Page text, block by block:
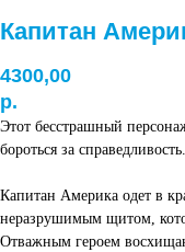
Капитан
4300,00
р.
Этот бесстрашный
бороться за справедливость.
Капитан Америка одет в
неразрушимым щитом,
Отважным героем